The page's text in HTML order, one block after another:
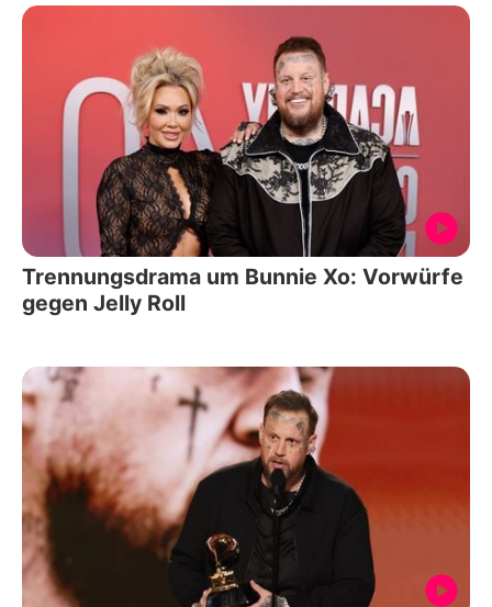
Trennungsdrama um Bunnie Xo: Vorwürfe
gegen Jelly Roll